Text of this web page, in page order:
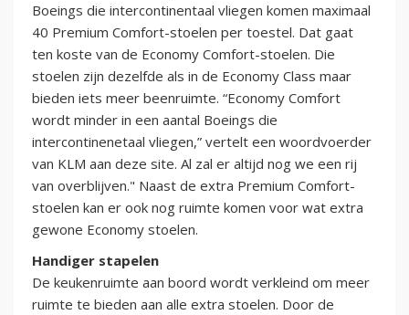
Boeings die intercontinentaal vliegen komen maximaal
40 Premium Comfort-stoelen per toestel. Dat gaat
ten koste van de Economy Comfort-stoelen. Die
stoelen zijn dezelfde als in de Economy Class maar
bieden iets meer beenruimte. “Economy Comfort
wordt minder in een aantal Boeings die
intercontinenetaal vliegen,” vertelt een woordvoerder
van KLM aan deze site. Al zal er altijd nog we een rij
van overblijven." Naast de extra Premium Comfort-
stoelen kan er ook nog ruimte komen voor wat extra
gewone Economy stoelen.
Handiger stapelen
De keukenruimte aan boord wordt verkleind om meer
ruimte te bieden aan alle extra stoelen. Door de